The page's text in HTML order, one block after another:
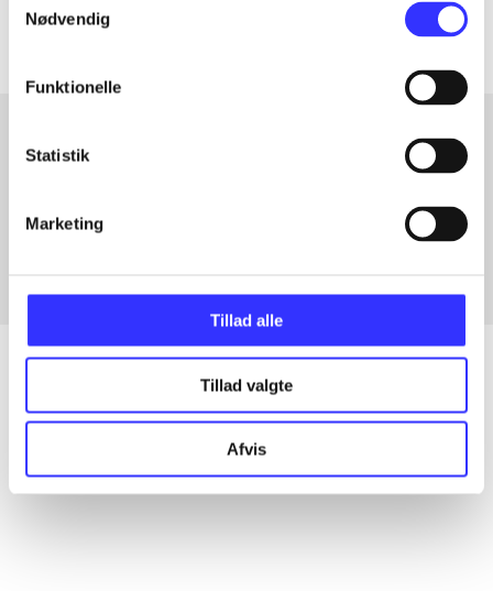
Nødvendig
Funktionelle
Statistik
Marketing
Tillad alle
Tillad valgte
Afvis
Fra
Artikler
Alle registrerede artikler fordelt på udgivelser